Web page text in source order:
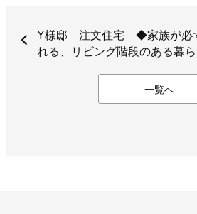
Y様邸 注文住宅 ◆家族が必
れる、リビング階段のある暮
一覧へ